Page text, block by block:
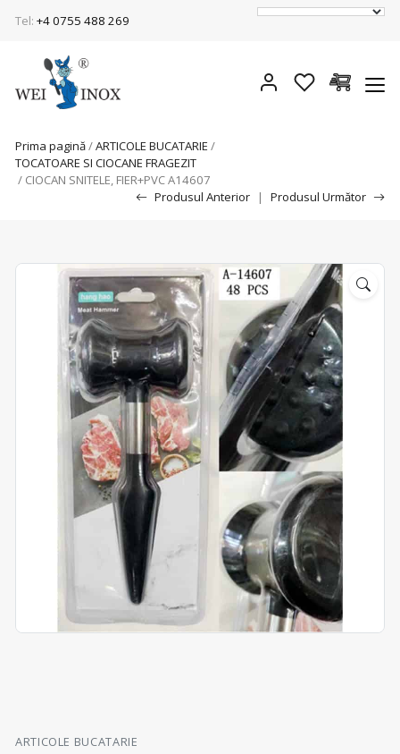
Tel: +4 0755 488 269
Prima pagină/ARTICOLE BUCATARIE /
TOCATOARE SI CIOCANE FRAGEZIT
/ CIOCAN SNITELE, FIER+PVC A14607
Produsul Anterior
| Produsul Următor
ARTICOLE BUCATARIE